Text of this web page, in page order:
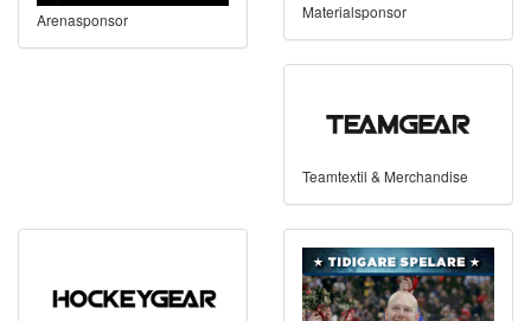
Arenasponsor Materialsponsor
Teamtextil & Merchandise